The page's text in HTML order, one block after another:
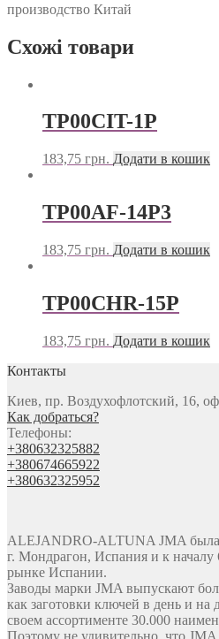
производство Китай
Схожі товари
TP00CIT-1P
183,75 грн. Додати в кошик
TP00AF-14P3
183,75 грн. Додати в кошик
TP00CHR-15P
183,75 грн. Додати в кошик
Контакты
Киев, пр. Воздухофлотский, 16,
Как добраться?
Телефоны:
+380632325882
+380674665922
+380632325952
ALEJANDRO-ALTUNA JMA была
г. Мондрагон, Испания и к началу
рынке Испании.
Заводы марки JMA выпускают
как заготовки ключей в день и
своем ассортименте 30.000
Поэтому не удивительно, что